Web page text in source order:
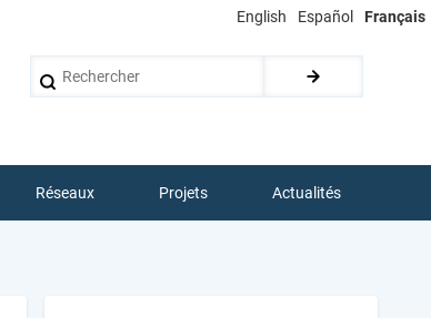
English Español Français
Rechercher
Réseaux Projets Actualités